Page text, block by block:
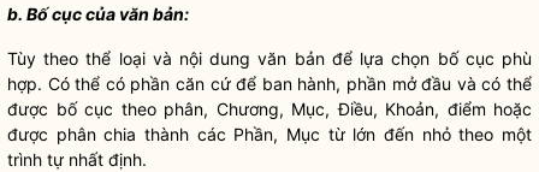
b. Bố cục của văn bản:
Tùy theo thể loại và nội dung văn bản để lựa chọn bố cục phù
hợp. Có thể có phần căn cứ để ban hành, phần mở đầu và có thể
được bố cục theo phân, Chương, Mục, Điều, Khoản, điểm hoặc
được phân chia thành các Phần, Mục từ lớn đến nhỏ theo một
trình tự nhất định.